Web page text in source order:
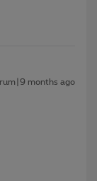
months ago